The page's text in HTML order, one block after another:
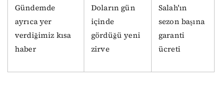
Gündemde
ayrıca yer
verdiğimiz kısa
haber
Doların gün
içinde
gördüğü yeni
zirve
Salah'ın
sezon başına
garanti
ücreti